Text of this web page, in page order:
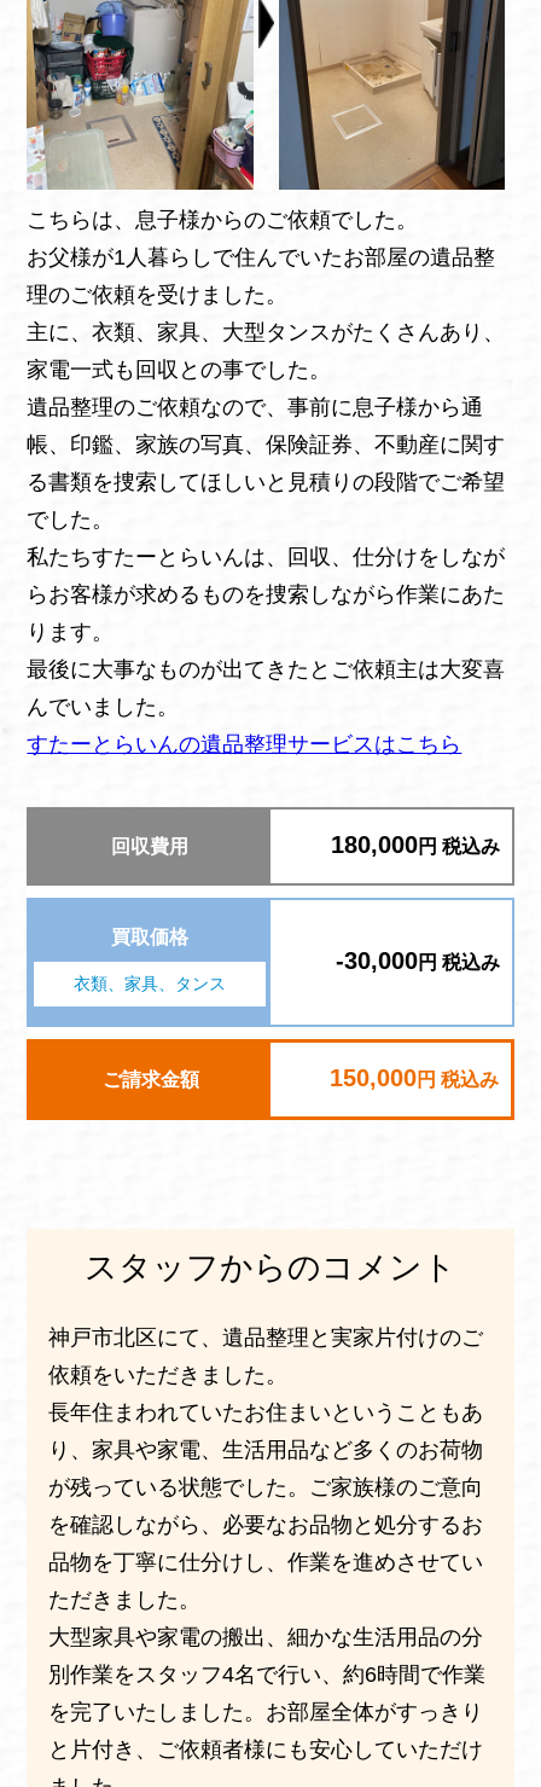
こちらは、息子様からのご依頼でした。
お父様が1人暮らしで住んでいたお部屋の遺品整
理のご依頼を受けました。
主に、衣類、家具、大型タンスがたくさんあり、
家電一式も回収との事でした。
遺品整理のご依頼なので、事前に息子様から通
帳、印鑑、家族の写真、保険証券、不動産に関す
る書類を捜索してほしいと見積りの段階でご希望
でした。
私たちすたーとらいんは、回収、仕分けをしなが
らお客様が求めるものを捜索しながら作業にあた
ります。
最後に大事なものが出てきたとご依頼主は大変喜
んでいました。
すたーとらいんの遺品整理サービスはこちら
回収費用 180,000円 税込み
買取価格
衣類、家具、タンス
-30,000円 税込み
ご請求金額 150,000円 税込み
スタッフからのコメント
神戸市北区にて、遺品整理と実家片付けのご
依頼をいただきました。
長年住まわれていたお住まいということもあ
り、家具や家電、生活用品など多くのお荷物
が残っている状態でした。ご家族様のご意向
を確認しながら、必要なお品物と処分するお
品物を丁寧に仕分けし、作業を進めさせてい
ただきました。
大型家具や家電の搬出、細かな生活用品の分
別作業をスタッフ4名で行い、約6時間で作業
を完了いたしました。お部屋全体がすっきり
と片付き、ご依頼者様にも安心していただけ